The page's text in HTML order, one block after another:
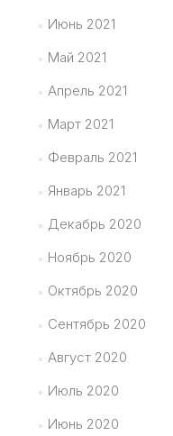
Июнь 2021
Май 2021
Апрель 2021
Март 2021
Февраль 2021
Январь 2021
Декабрь 2020
Ноябрь 2020
Октябрь 2020
Сентябрь 2020
Август 2020
Июль 2020
Июнь 2020